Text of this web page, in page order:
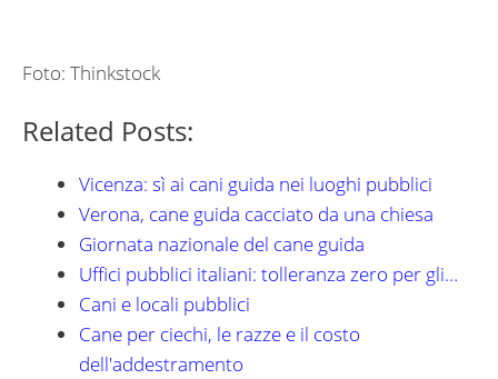
Foto: Thinkstock
Related Posts:
Vicenza: sì ai cani guida nei luoghi pubblici
Verona, cane guida cacciato da una chiesa
Giornata nazionale del cane guida
Uffici pubblici italiani: tolleranza zero per gli…
Cani e locali pubblici
Cane per ciechi, le razze e il costo
dell'addestramento